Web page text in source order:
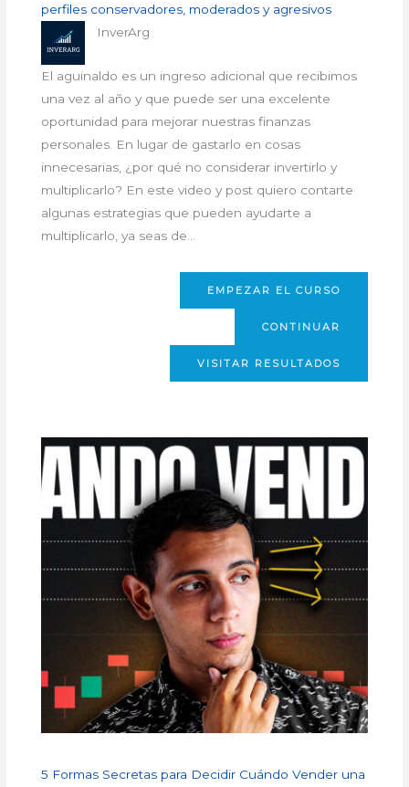
perfiles conservadores, moderados y agresivos
InverArg
El aguinaldo es un ingreso adicional que recibimos
una vez al año y que puede ser una excelente
oportunidad para mejorar nuestras finanzas
personales. En lugar de gastarlo en cosas
innecesarias, ¿por qué no considerar invertirlo y
multiplicarlo? En este video y post quiero contarte
algunas estrategias que pueden ayudarte a
multiplicarlo, ya seas de…
EMPEZAR EL CURSO
CONTINUAR
VISITAR RESULTADOS
5 Formas Secretas para Decidir Cuándo Vender una